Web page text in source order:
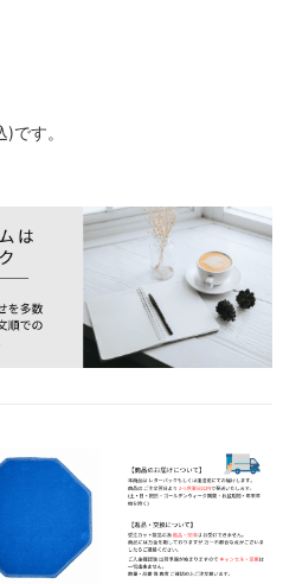
です。